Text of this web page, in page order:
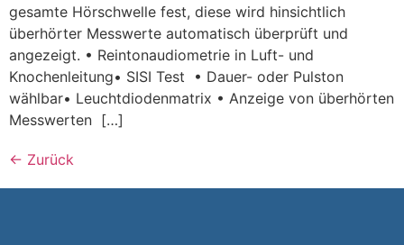
gesamte Hörschwelle fest, diese wird hinsichtlich
überhörter Messwerte automatisch überprüft und
angezeigt. • Reintonaudiometrie in Luft- und
Knochenleitung• SISI Test • Dauer- oder Pulston
wählbar• Leuchtdiodenmatrix • Anzeige von überhörten
Messwerten […]
← Zurück